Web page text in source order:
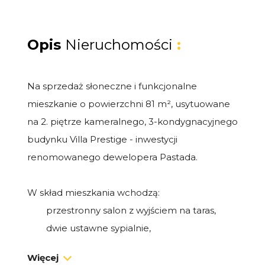
Opis Nieruchomości :
Na sprzedaż słoneczne i funkcjonalne
mieszkanie o powierzchni 81 m², usytuowane
na 2. piętrze kameralnego, 3-kondygnacyjnego
budynku Villa Prestige - inwestycji
renomowanego dewelopera Pastada.
W skład mieszkania wchodzą:
przestronny salon z wyjściem na taras,
dwie ustawne sypialnie,
Więcej